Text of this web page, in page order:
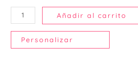
Añadir al carrito
Personalizar